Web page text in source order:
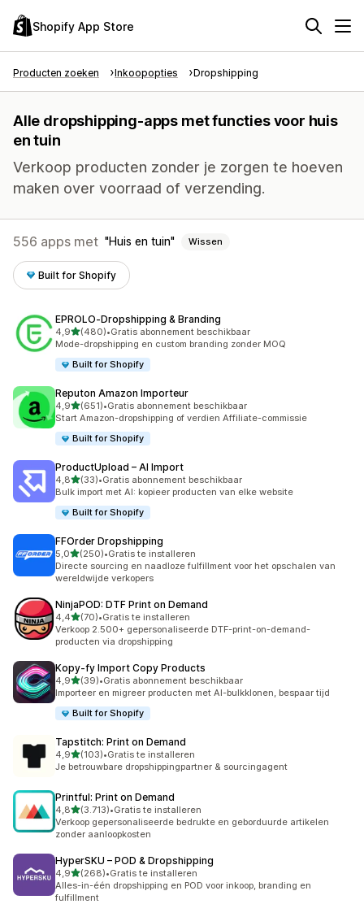
Shopify App Store
Producten zoeken Inkoopopties Dropshipping
Alle dropshipping-apps met functies voor huis
en tuin
Verkoop producten zonder je zorgen te hoeven
maken over voorraad of verzending.
556 apps met Huis en tuin Wissen
Built for Shopify
EPROLO‑Dropshipping & Branding
4,9van 5 sterren
(480)
480 recensies in totaal
•Gratis abonnement beschikbaar
Mode-dropshipping en custom branding zonder MOQ
Built for Shopify
Reputon Amazon Importeur
4,9van 5 sterren
(651)
651 recensies in totaal
•Gratis abonnement beschikbaar
Start Amazon-dropshipping of verdien Affiliate-commissie
Built for Shopify
ProductUpload – AI Import
4,8van 5 sterren
(33)
33 recensies in totaal
•Gratis abonnement beschikbaar
Bulk import met AI: kopieer producten van elke website
Built for Shopify
FFOrder Dropshipping
5,0van 5 sterren
(250)
250 recensies in totaal
•Gratis te installeren
Directe sourcing en naadloze fulfillment voor het opschalen van
wereldwijde verkopers
NinjaPOD: DTF Print on Demand
4,4van 5 sterren
(70)
70 recensies in totaal
•Gratis te installeren
Verkoop 2.500+ gepersonaliseerde DTF-print-on-demand-
producten via dropshipping
Kopy‑fy Import Copy Products
4,9van 5 sterren
(39)
39 recensies in totaal
•Gratis abonnement beschikbaar
Importeer en migreer producten met AI-bulkklonen, bespaar tijd
Built for Shopify
Tapstitch: Print on Demand
4,9van 5 sterren
(103)
103 recensies in totaal
•Gratis te installeren
Je betrouwbare dropshippingpartner & sourcingagent
Printful: Print on Demand
4,8van 5 sterren
(3.713)
3713 recensies in totaal
•Gratis te installeren
Verkoop gepersonaliseerde bedrukte en geborduurde artikelen
zonder aanloopkosten
HyperSKU – POD & Dropshipping
4,9van 5 sterren
(268)
268 recensies in totaal
•Gratis te installeren
Alles-in-één dropshipping en POD voor inkoop, branding en
fulfillment